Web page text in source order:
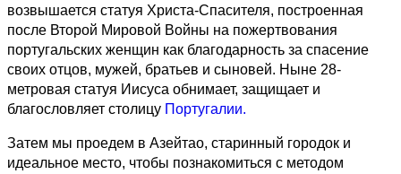
возвышается статуя Христа-Спасителя, построенная
после Второй Мировой Войны на пожертвования
португальских женщин как благодарность за спасение
своих отцов, мужей, братьев и сыновей. Ныне 28-
метровая статуя Иисуса обнимает, защищает и
благословляет столицу Португалии.
Затем мы проедем в Азейтао, старинный городок и
идеальное место, чтобы познакомиться с методом